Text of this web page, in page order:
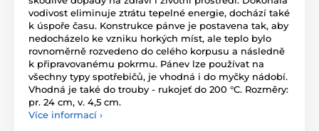
vodivost eliminuje ztrátu tepelné energie, dochází také
k úspoře času. Konstrukce pánve je postavena tak, aby
nedocházelo ke vzniku horkých míst, ale teplo bylo
rovnoměrně rozvedeno do celého korpusu a následně
k připravovanému pokrmu. Pánev lze používat na
všechny typy spotřebičů, je vhodná i do myčky nádobí.
Vhodná je také do trouby - rukojeť do 200 °C. Rozměry:
pr. 24 cm, v. 4,5 cm.
Více informací ›